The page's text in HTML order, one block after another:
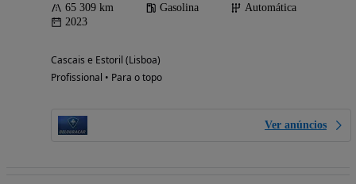
65 309 km Gasolina
Automática
2023
Cascais e Estoril (Lisboa)
Profissional • Para o topo
Ver anúncios